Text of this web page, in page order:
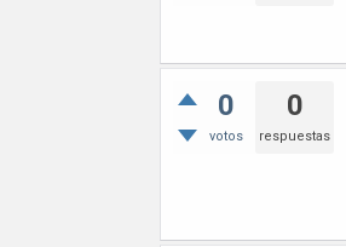
0
votos
0
respuestas